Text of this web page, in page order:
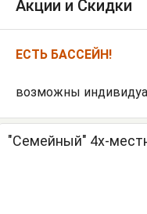
Акции и Скидки
ЕСТЬ БАССЕЙН!
возможны
"Семейный" 4х-